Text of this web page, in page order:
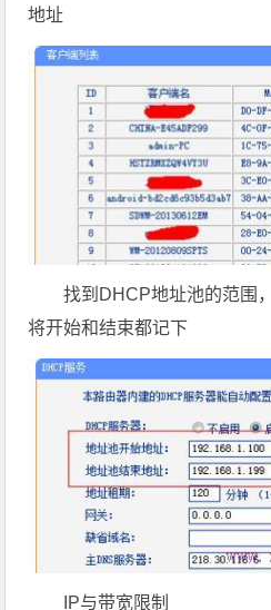
地址
找到DHCP地址池的范围
将开始和结束都记下
IP与带宽限制